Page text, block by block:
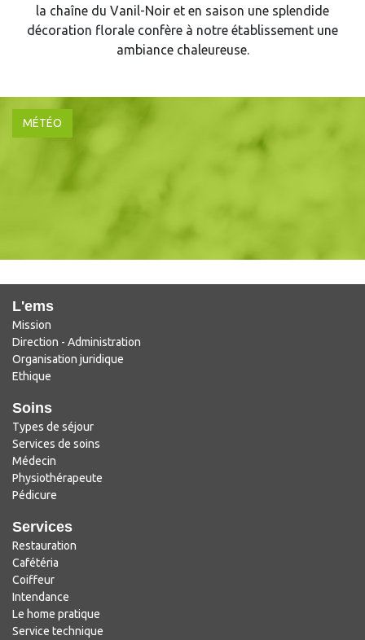
la chaîne du Vanil-Noir et en saison une splendide
décoration florale confère à notre établissement une
ambiance chaleureuse.
MÉTÉO
L'ems
Mission
Direction - Administration
Organisation juridique
Ethique
Soins
Types de séjour
Services de soins
Médecin
Physiothérapeute
Pédicure
Services
Restauration
Cafétéria
Coiffeur
Intendance
Le home pratique
Service technique